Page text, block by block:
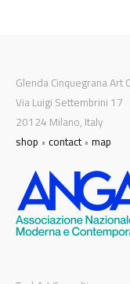
Glenda Cinquegrana Art
Via Luigi Settembrini 17
20124 Milano, Italy
shop • contact• map